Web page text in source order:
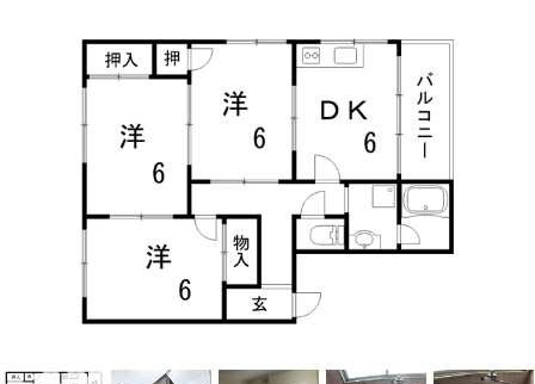
保証人不要
ペット飼育可能
地域から探す